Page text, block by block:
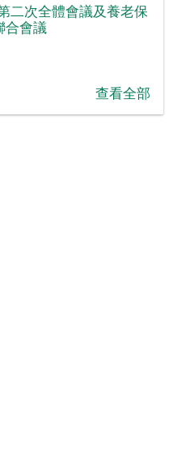
二次全體會議及養老保
合會議
查看全部